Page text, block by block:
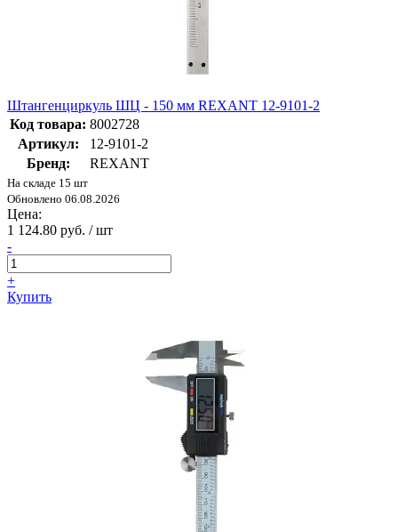
Штангенциркуль ШЦ - 150 мм REXANT 12-9101-2
Код товара: 8002728
Артикул:
12-9101-2
Бренд:
REXANT
На складе 15 шт
Обновлено 06.08.2026
Цена:
1 124.80 руб. / шт
-
+
Купить